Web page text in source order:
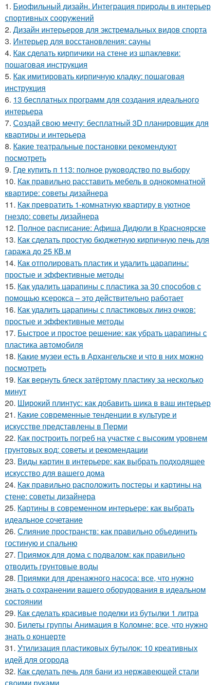
1. Биофильный дизайн. Интеграция природы в интерьер
спортивных сооружений
2. Дизайн интерьеров для экстремальных видов спорта
3. Интерьер для восстановления: сауны
4. Как сделать кирпичики на стене из шпаклевки:
пошаговая инструкция
5. Как имитировать кирпичную кладку: пошаговая
инструкция
6. 13 бесплатных программ для создания идеального
интерьера
7. Создай свою мечту: бесплатный 3D планировщик для
квартиры и интерьера
8. Какие театральные постановки рекомендуют
посмотреть
9. Где купить п 113: полное руководство по выбору
10. Как правильно расставить мебель в однокомнатной
квартире: советы дизайнера
11. Как превратить 1-комнатную квартиру в уютное
гнездо: советы дизайнера
12. Полное расписание: Афиша Дидюли в Красноярске
13. Как сделать простую бюджетную кирпичную печь для
гаража до 25 КВ.м
14. Как отполировать пластик и удалить царапины:
простые и эффективные методы
15. Как удалить царапины с пластика за 30 способов с
помощью ксерокса – это действительно работает
16. Как удалить царапины с пластиковых линз очков:
простые и эффективные методы
17. Быстрое и простое решение: как убрать царапины с
пластика автомобиля
18. Какие музеи есть в Архангельске и что в них можно
посмотреть
19. Как вернуть блеск затёртому пластику за несколько
минут
20. Широкий плинтус: как добавить шика в ваш интерьер
21. Какие современные тенденции в культуре и
искусстве представлены в Перми
22. Как построить погреб на участке с высоким уровнем
грунтовых вод: советы и рекомендации
23. Виды картин в интерьере: как выбрать подходящее
искусство для вашего дома
24. Как правильно расположить постеры и картины на
стене: советы дизайнера
25. Картины в современном интерьере: как выбрать
идеальное сочетание
26. Слияние пространств: как правильно объединить
гостиную и спальню
27. Приямок для дома с подвалом: как правильно
отводить грунтовые воды
28. Приямки для дренажного насоса: все, что нужно
знать о сохранении вашего оборудования в идеальном
состоянии
29. Как сделать красивые поделки из бутылки 1 литра
30. Билеты группы Анимация в Коломне: все, что нужно
знать о концерте
31. Утилизация пластиковых бутылок: 10 креативных
идей для огорода
32. Как сделать печь для бани из нержавеющей стали